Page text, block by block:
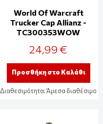
World Of Warcraft
Trucker Cap Allianz -
TC300353WOW
24,99 €
Προσθήκη στο Καλάθι
Διαθεσιμότητα:Άμεσα διαθέσιμο